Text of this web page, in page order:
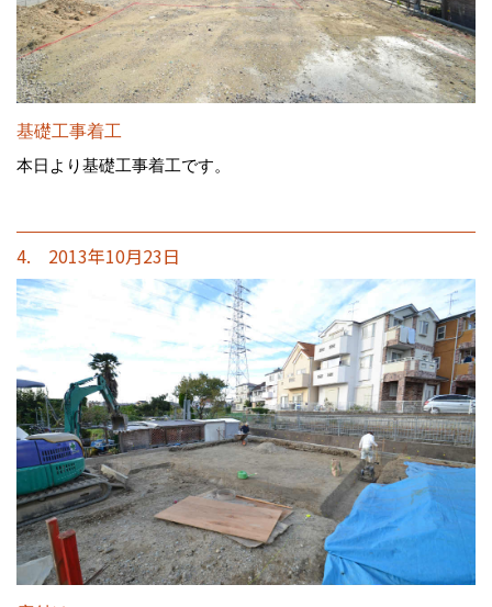
基礎工事着工
本日より基礎工事着工です。
4. 2013年10月23日